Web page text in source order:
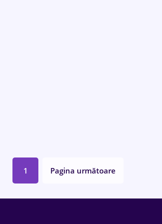
1 Pagina următoare